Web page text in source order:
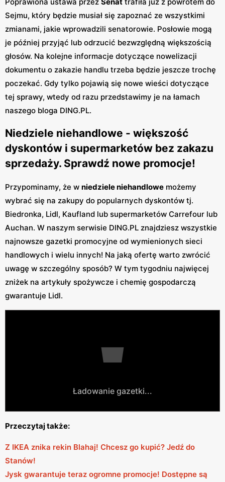
Sejmu, który będzie musiał się zapoznać ze wszystkimi
zmianami, jakie wprowadzili senatorowie. Posłowie mogą
je później przyjąć lub odrzucić bezwzględną większością
głosów. Na kolejne informacje dotyczące nowelizacji
dokumentu o zakazie handlu trzeba będzie jeszcze trochę
poczekać. Gdy tylko pojawią się nowe wieści dotyczące
tej sprawy, wtedy od razu przedstawimy je na łamach
naszego bloga DING.PL.
Niedziele niehandlowe - większość
dyskontów i supermarketów bez zakazu
sprzedaży. Sprawdź nowe promocje!
Przypominamy, że w niedziele niehandlowe możemy
wybrać się na zakupy do popularnych dyskontów tj.
Biedronka, Lidl, Kaufland lub supermarketów Carrefour lub
Auchan. W naszym serwisie DING.PL znajdziesz wszystkie
najnowsze gazetki promocyjne od wymienionych sieci
handlowych i wielu innych! Na jaką ofertę warto zwrócić
uwagę w szczególny sposób? W tym tygodniu najwięcej
zniżek na artykuły spożywcze i chemię gospodarczą
gwarantuje Lidl.
Ładowanie gazetki...
Przeczytaj także:
Z IKEA znika rekin Blahaj! Chcesz go kupić? Jedź do
Stanów!
Jysk gwarantuje teraz ogromne promocje! Dostępne są